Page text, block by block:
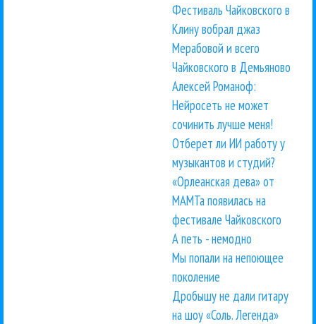
Фестиваль Чайковского в
Клину вобрал джаз
Мерабовой и всего
Чайковского в Демьяново
Алексей Романоф:
Нейросеть не может
сочинить лучше меня!
Отберет ли ИИ работу у
музыкантов и студий?
«Орлеанская дева» от
МАМТа появилась на
фестивале Чайковского
А петь - немодно
Мы попали на непоющее
поколение
Дробышу не дали гитару
на шоу «Соль. Легенда»